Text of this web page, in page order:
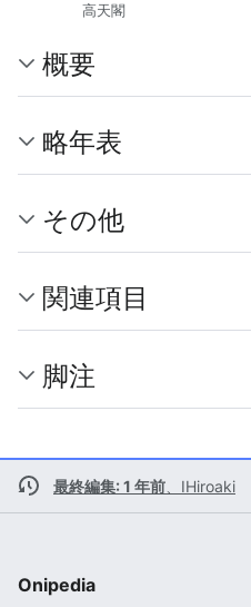
高天閣
概要
略年表
その他
関連項目
脚注
最終編集: 1 年前 IHiroaki
Onipedia